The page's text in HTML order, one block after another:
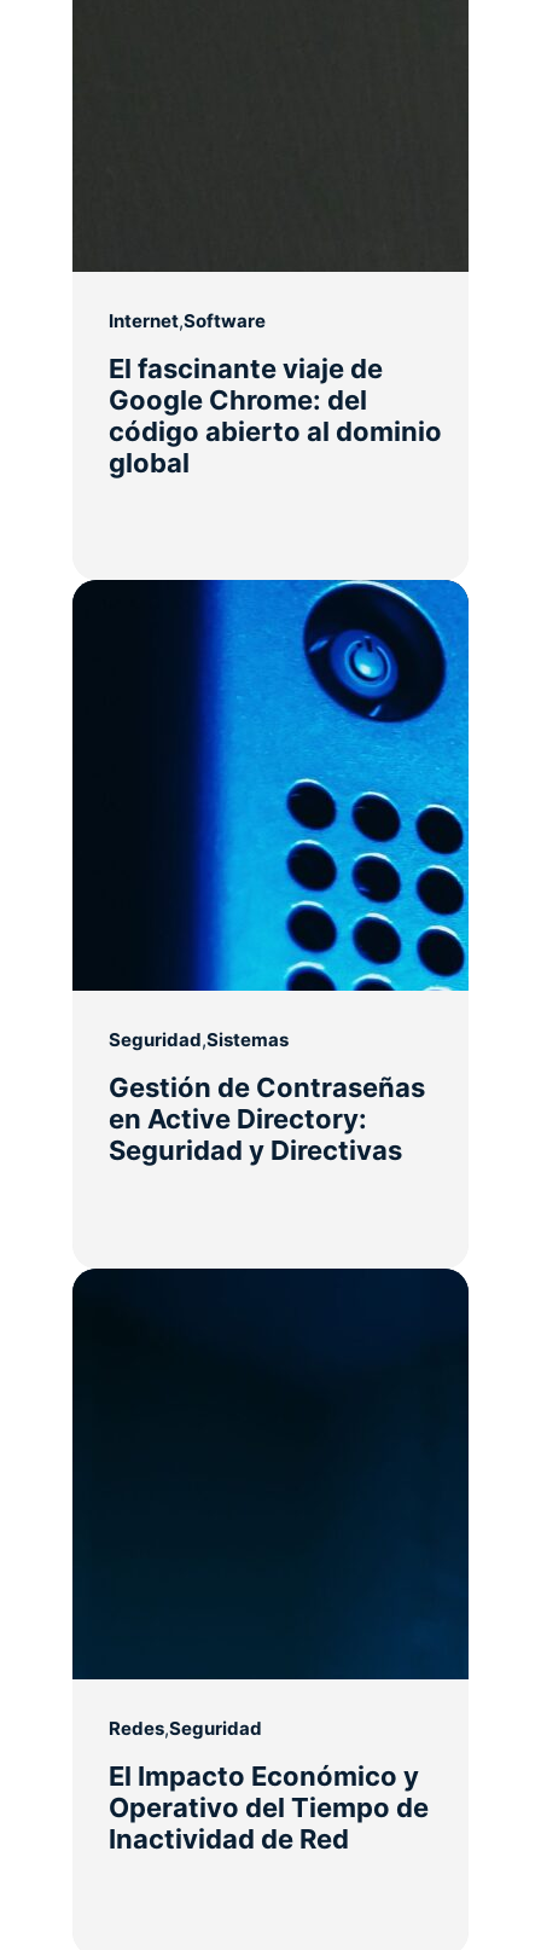
Internet,Software
El fascinante viaje de
Google Chrome: del
código abierto al dominio
global
Seguridad,Sistemas
Gestión de Contraseñas
en Active Directory:
Seguridad y Directivas
Redes,Seguridad
El Impacto Económico y
Operativo del Tiempo de
Inactividad de Red